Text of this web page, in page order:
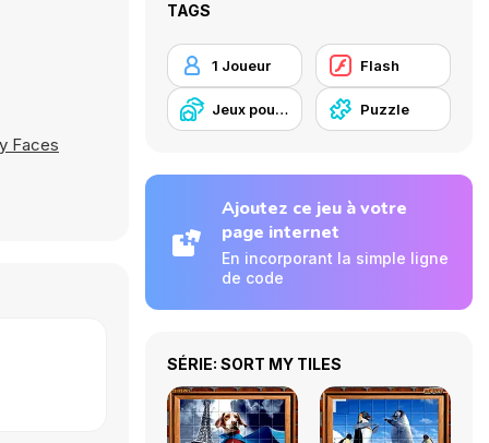
Faces
TAGS
1 Joueur Flash
Jeux pour Enfants Puzzle
Ajoutez ce jeu à votre
page internet
En incorporant la simple ligne
de code
SÉRIE: SORT MY TILES